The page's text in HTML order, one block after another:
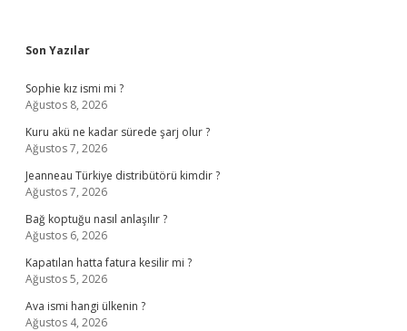
Sidebar
Son Yazılar
Sophie kız ismi mi ?
Ağustos 8, 2026
Kuru akü ne kadar sürede şarj olur ?
Ağustos 7, 2026
Jeanneau Türkiye distribütörü kimdir ?
Ağustos 7, 2026
Bağ koptuğu nasıl anlaşılır ?
Ağustos 6, 2026
Kapatılan hatta fatura kesilir mi ?
Ağustos 5, 2026
Ava ismi hangi ülkenin ?
Ağustos 4, 2026